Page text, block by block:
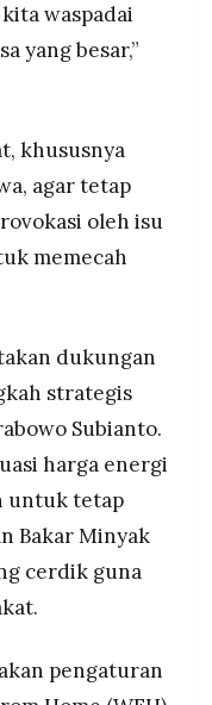
waspadai
yang besar,”
khususnya
agar tetap
oleh isu
memecah
dukungan
strategis
Subianto.
harga energi
untuk tetap
Bakar Minyak
cerdik guna
pengaturan